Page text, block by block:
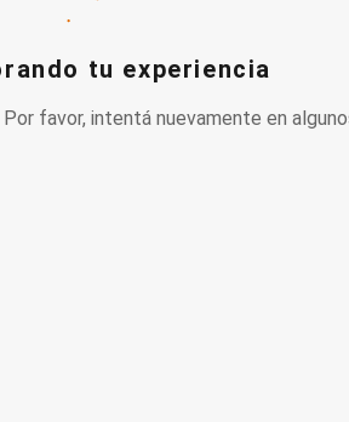
tu experiencia
favor, intentá nuevamente en